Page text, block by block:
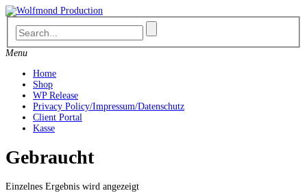
Skip
to
content
Menu
Home
Shop
WP Release
Privacy Policy/Impressum/Datenschutz
Client Portal
Kasse
Gebraucht
Einzelnes Ergebnis wird angezeigt